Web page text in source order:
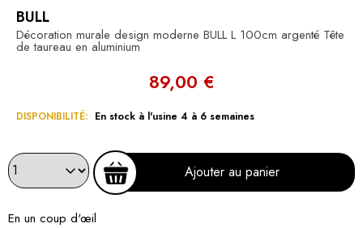
BULL
Décoration murale design moderne BULL L 100cm argenté Tête
de taureau en aluminium
89,00 €
DISPONIBILITÉ: En stock à l'usine 4 à 6 semaines
Ajouter au panier
En un coup d'œil